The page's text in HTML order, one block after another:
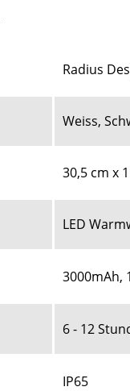
Radius
Weiss,
30,5 cm x
LED
3000mAh,
6 - 12
IP65